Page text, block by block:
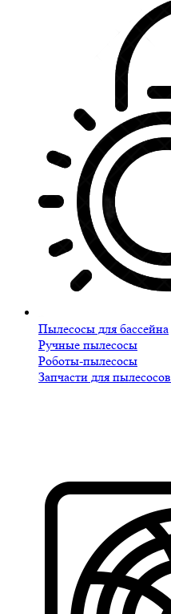
Пылесосы для бассейна
Ручные пылесосы
Роботы-пылесосы
Запчасти для пылесосов